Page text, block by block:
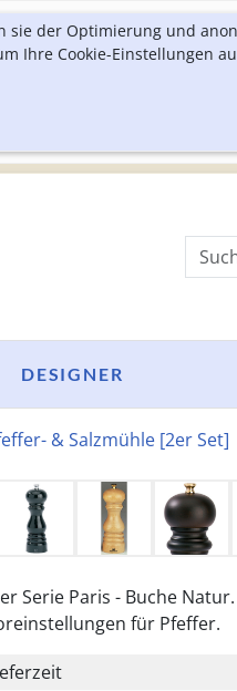
sie der Optimierung und
Ihre Cookie-Einstellungen
DESIGNER
& Salzmühle [2er Set]
Serie Paris - Buche
für Pfeffer.